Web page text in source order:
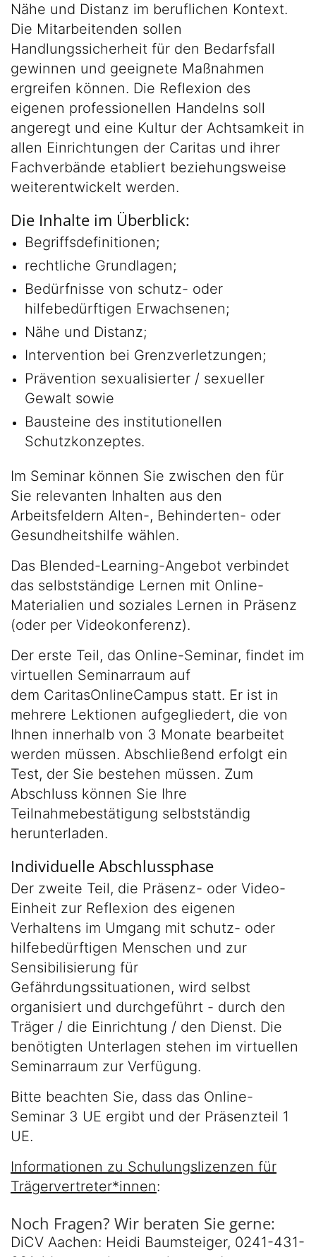
Nähe und Distanz im beruflichen Kontext.
Die Mitarbeitenden sollen
Handlungssicherheit für den Bedarfsfall
gewinnen und geeignete Maßnahmen
ergreifen können. Die Reflexion des
eigenen professionellen Handelns soll
angeregt und eine Kultur der Achtsamkeit in
allen Einrichtungen der Caritas und ihrer
Fachverbände etabliert beziehungsweise
weiterentwickelt werden.
Die Inhalte im Überblick:
Begriffsdefinitionen;
rechtliche Grundlagen;
Bedürfnisse von schutz- oder
hilfebedürftigen Erwachsenen;
Nähe und Distanz;
Intervention bei Grenzverletzungen;
Prävention sexualisierter / sexueller
Gewalt sowie
Bausteine des institutionellen
Schutzkonzeptes.
Im Seminar können Sie zwischen den für
Sie relevanten Inhalten aus den
Arbeitsfeldern Alten-, Behinderten- oder
Gesundheitshilfe wählen.
Das Blended-Learning-Angebot verbindet
das selbstständige Lernen mit Online-
Materialien und soziales Lernen in Präsenz
(oder per Videokonferenz).
Der erste Teil, das Online-Seminar, findet im
virtuellen Seminarraum auf
dem CaritasOnlineCampus statt. Er ist in
mehrere Lektionen aufgegliedert, die von
Ihnen innerhalb von 3 Monate bearbeitet
werden müssen. Abschließend erfolgt ein
Test, der Sie bestehen müssen. Zum
Abschluss können Sie Ihre
Teilnahmebestätigung selbstständig
herunterladen.
Individuelle Abschlussphase
Der zweite Teil, die Präsenz- oder Video-
Einheit zur Reflexion des eigenen
Verhaltens im Umgang mit schutz- oder
hilfebedürftigen Menschen und zur
Sensibilisierung für
Gefährdungssituationen, wird selbst
organisiert und durchgeführt - durch den
Träger / die Einrichtung / den Dienst. Die
benötigten Unterlagen stehen im virtuellen
Seminarraum zur Verfügung.
Bitte beachten Sie, dass das Online-
Seminar 3 UE ergibt und der Präsenzteil 1
UE.
Informationen zu Schulungslizenzen für
Trägervertreter*innen:
Noch Fragen? Wir beraten Sie gerne:
DiCV Aachen: Heidi Baumsteiger, 0241-431-